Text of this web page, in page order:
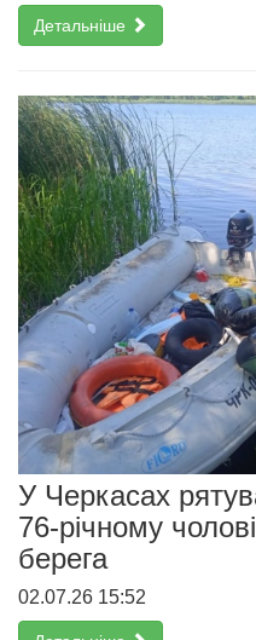
Детальніше
У Черкасах
76-річному
берега
02.07.26 15:52